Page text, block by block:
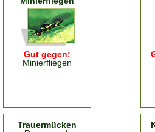
Gut gegen:
Minierfliegen
Trauermücken